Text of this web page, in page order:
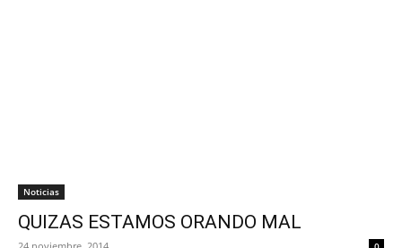
Noticias
QUIZAS ESTAMOS ORANDO MAL